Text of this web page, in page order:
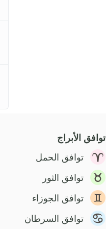
توافق الأبراج
توافق الحمل
توافق الثور
توافق الجوزاء
توافق السرطان